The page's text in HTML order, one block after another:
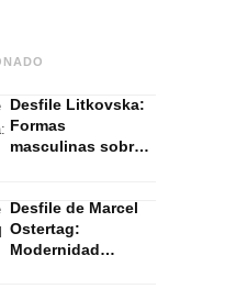
Desfile Litkovska:
Formas
masculinas sobre
2023 Verano
Desfile de Marcel
Ostertag:
Modernidad